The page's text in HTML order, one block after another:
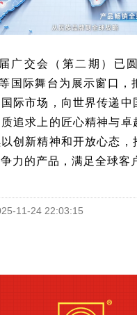
广交会（第二期）已
等国际舞台为展示窗口，
际市场，向世界传递中
追求上的匠心精神与卓
创新精神和开放心态，
力的产品，满足全球客
11-24 22:03:15